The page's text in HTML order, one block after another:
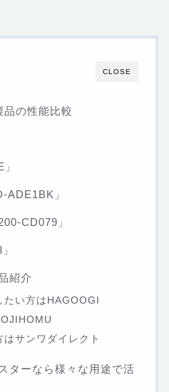
CLOSE
品の性能比較
ADE1BK」
CD079」
紹介
たい方はHAGOOGI
サンワダイレクト
ターなら様々な用途で活